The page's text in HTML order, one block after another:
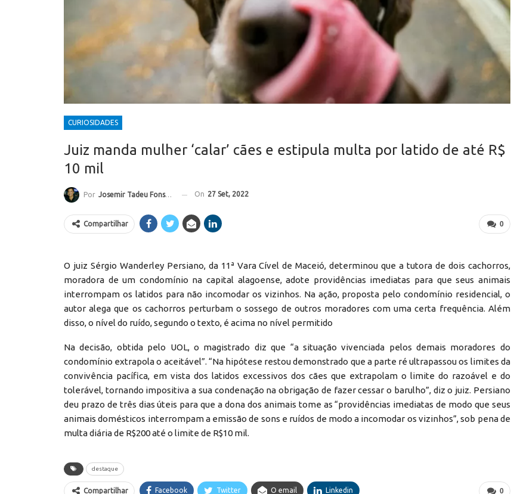
CURIOSIDADES
Juiz manda mulher ‘calar’ cães e estipula multa por latido de até R$
10 mil
Por Josemir Tadeu Fonseca On 27 Set, 2022
0
Compartilhar
O juiz Sérgio Wanderley Persiano, da 11ª Vara Cível de Maceió, determinou que a tutora de dois cachorros,
moradora de um condomínio na capital alagoense, adote providências imediatas para que seus animais
interrompam os latidos para não incomodar os vizinhos. Na ação, proposta pelo condomínio residencial, o
autor alega que os cachorros perturbam o sossego de outros moradores com uma certa frequência. Além
disso, o nível do ruído, segundo o texto, é acima no nível permitido
Na decisão, obtida pelo UOL, o magistrado diz que “a situação vivenciada pelos demais moradores do
condomínio extrapola o aceitável”. “Na hipótese restou demonstrado que a parte ré ultrapassou os limites da
convivência pacífica, em vista dos latidos excessivos dos cães que extrapolam o limite do razoável e do
tolerável, tornando impositiva a sua condenação na obrigação de fazer cessar o barulho”, diz o juiz. Persiano
deu prazo de três dias úteis para que a dona dos animais tome as “providências imediatas de modo que seus
animais domésticos interrompam a emissão de sons e ruídos de modo a incomodar os vizinhos”, sob pena de
multa diária de R$200 até o limite de R$10 mil.
destaque
0
Compartilhar Facebook Twitter O email Linkedin